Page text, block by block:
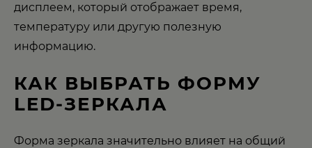
дисплеем, который отображает время,
температуру или другую полезную
информацию.
КАК ВЫБРАТЬ ФОРМУ
LED-ЗЕРКАЛА
Форма зеркала значительно влияет на общий